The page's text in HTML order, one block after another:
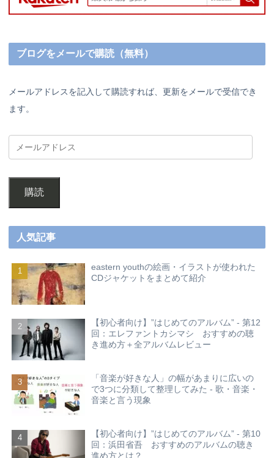
ブログをメールで購読（無料）
メールアドレスを記入して購読すれば、更新をメールで受信でき
ます。
購読
人気記事
eastern youthの絵画・イラストが使われた
CDジャケットをまとめて紹介
【初心者向け】”はじめてのアルバム” - 第12
回：エレファントカシマシ おすすめの聴
き進め方＋全アルバムレビュー
「音楽が好きな人」の幅があまりに広いの
で3つに分類して整理してみた - 歌・音楽・
音楽と言う現象
【初心者向け】”はじめてのアルバム” - 第10
回：浜田省吾 おすすめのアルバムの聴き
進め方とは？